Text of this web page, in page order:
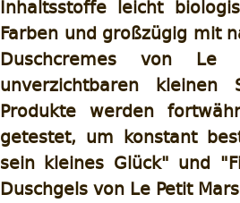
Inhaltsstoffe leicht
Farben und großzügig mit
Duschcremes von
unverzichtbaren kleinen
Produkte werden
getestet, um konstant
sein kleines Glück" und
Duschgels von Le Petit